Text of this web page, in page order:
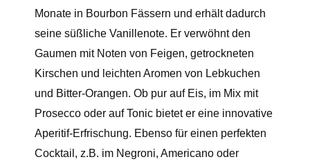
Monate in Bourbon Fässern und erhält dadurch
seine süßliche Vanillenote. Er verwöhnt den
Gaumen mit Noten von Feigen, getrockneten
Kirschen und leichten Aromen von Lebkuchen
und Bitter-Orangen. Ob pur auf Eis, im Mix mit
Prosecco oder auf Tonic bietet er eine innovative
Aperitif-Erfrischung. Ebenso für einen perfekten
Cocktail, z.B. im Negroni, Americano oder